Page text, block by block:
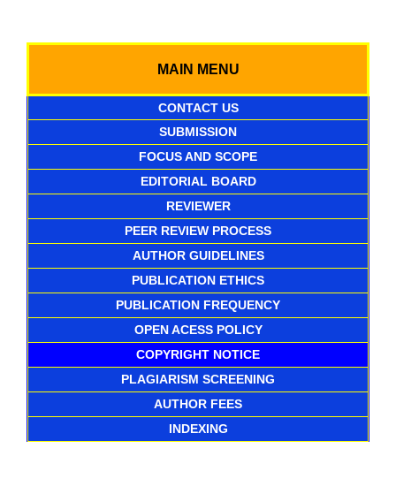
MAIN MENU
CONTACT US
SUBMISSION
FOCUS AND SCOPE
EDITORIAL BOARD
REVIEWER
PEER REVIEW PROCESS
AUTHOR GUIDELINES
PUBLICATION ETHICS
PUBLICATION FREQUENCY
OPEN ACESS POLICY
COPYRIGHT NOTICE
PLAGIARISM SCREENING
AUTHOR FEES
INDEXING